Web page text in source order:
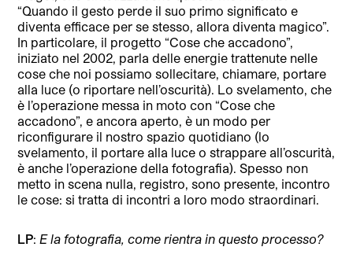
“Quando il gesto perde il suo primo significato e
diventa efficace per se stesso, allora diventa magico”.
In particolare, il progetto “Cose che accadono”,
iniziato nel 2002, parla delle energie trattenute nelle
cose che noi possiamo sollecitare, chiamare, portare
alla luce (o riportare nell’oscurità). Lo svelamento, che
è l’operazione messa in moto con “Cose che
accadono”, e ancora aperto, è un modo per
riconfigurare il nostro spazio quotidiano (lo
svelamento, il portare alla luce o strappare all’oscurità,
è anche l’operazione della fotografia). Spesso non
metto in scena nulla, registro, sono presente, incontro
le cose: si tratta di incontri a loro modo straordinari.
LP: E la fotografia, come rientra in questo processo?